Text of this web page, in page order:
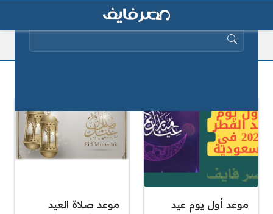
موعد أول يوم عيد
موعد صلاة العيد
البحث عن: